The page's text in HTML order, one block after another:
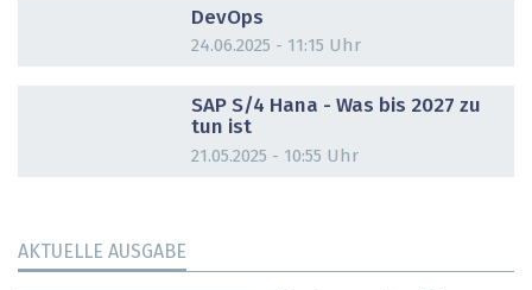
DevOps
24.06.2025 - 11:15 Uhr
SAP S/4 Hana - Was bis 2027 zu
tun ist
21.05.2025 - 10:55 Uhr
AKTUELLE AUSGABE